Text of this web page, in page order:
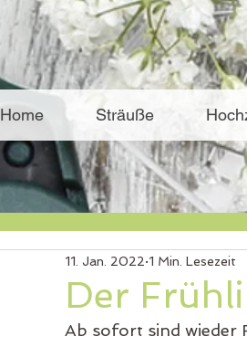
Home Sträuße
Der
11. Jan. 2022 1 Min. Lesezeit
Ab sofort sind wieder